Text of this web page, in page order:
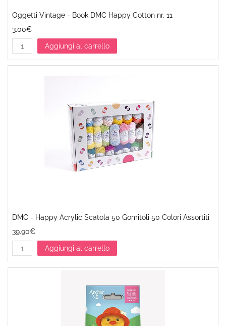
Oggetti Vintage - Book DMC Happy Cotton nr. 11
3.00€
Aggiungi al carrello
DMC - Happy Acrylic Scatola 50 Gomitoli 50 Colori Assortiti
39.90€
Aggiungi al carrello